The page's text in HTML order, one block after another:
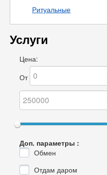
Ритуальные
Услуги
Цена:
От
Доп. параметры :
Обмен
Отдам даром